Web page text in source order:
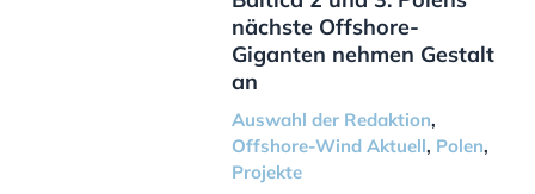
nächste Offshore-
Giganten nehmen Gestalt
an
Auswahl der Redaktion,
Offshore-Wind Aktuell, Polen,
Projekte